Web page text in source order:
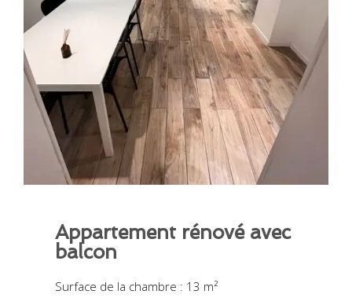
Appartement rénové avec
balcon
Surface de la chambre : 13 m²